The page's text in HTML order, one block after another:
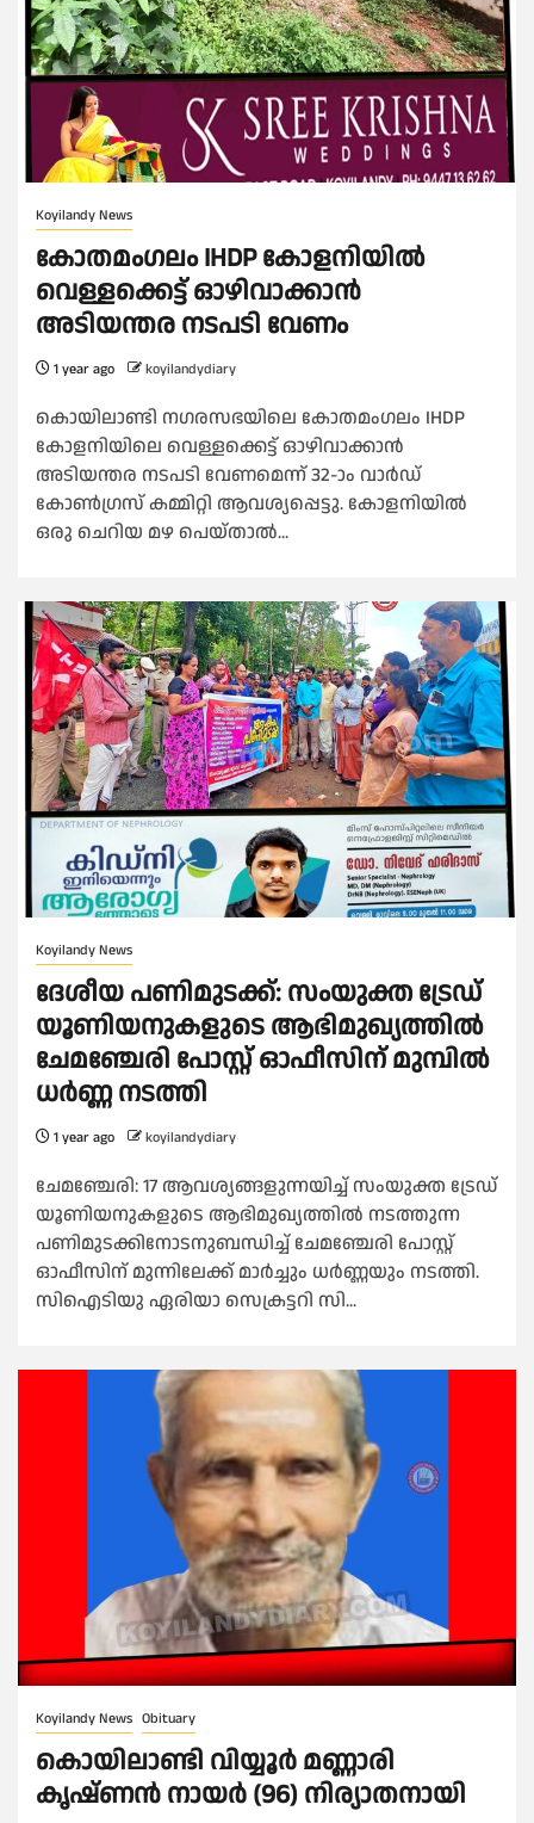
Koyilandy News
കോതമംഗലം IHDP കോളനിയിൽ
വെള്ളക്കെട്ട് ഓഴിവാക്കാൻ
അടിയന്തര നടപടി വേണം
1 year ago koyilandydiary
കൊയിലാണ്ടി നഗരസഭയിലെ കോതമംഗലം IHDP
കോളനിയിലെ വെള്ളക്കെട്ട് ഓഴിവാക്കാൻ
അടിയന്തര നടപടി വേണമെന്ന് 32-ാം വാർഡ്
കോൺഗ്രസ് കമ്മിറ്റി ആവശ്യപ്പെട്ടു. കോളനിയിൽ
ഒരു ചെറിയ മഴ പെയ്താൽ...
Koyilandy News
ദേശീയ പണിമുടക്ക്: സംയുക്ത ട്രേഡ്
യൂണിയനുകളുടെ ആഭിമുഖ്യത്തിൽ
ചേമഞ്ചേരി പോസ്റ്റ് ഓഫീസിന് മുമ്പിൽ
ധർണ്ണ നടത്തി
1 year ago koyilandydiary
ചേമഞ്ചേരി: 17 ആവശ്യങ്ങളുന്നയിച്ച് സംയുക്ത ട്രേഡ്
യൂണിയനുകളുടെ ആഭിമുഖ്യത്തിൽ നടത്തുന്ന
പണിമുടക്കിനോടനുബന്ധിച്ച് ചേമഞ്ചേരി പോസ്റ്റ്
ഓഫീസിന് മുന്നിലേക്ക് മാർച്ചും ധർണ്ണയും നടത്തി.
സിഐടിയു ഏരിയാ സെക്രട്ടറി സി...
Koyilandy News Obituary
കൊയിലാണ്ടി വിയ്യൂർ മണ്ണാരി
കൃഷ്ണൻ നായർ (96) നിര്യാതനായി